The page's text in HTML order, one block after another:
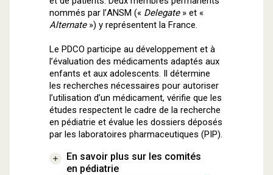
nommés par l’ANSM (« Delegate» et «
Alternate») y représentent la France.
Le PDCO participe au développement et à
l’évaluation des médicaments adaptés aux
enfants et aux adolescents. Il détermine
les recherches nécessaires pour autoriser
l’utilisation d’un médicament, vérifie que les
études respectent le cadre de la recherche
en pédiatrie et évalue les dossiers déposés
par les laboratoires pharmaceutiques (PIP).
En savoir plus sur les comités
en pédiatrie